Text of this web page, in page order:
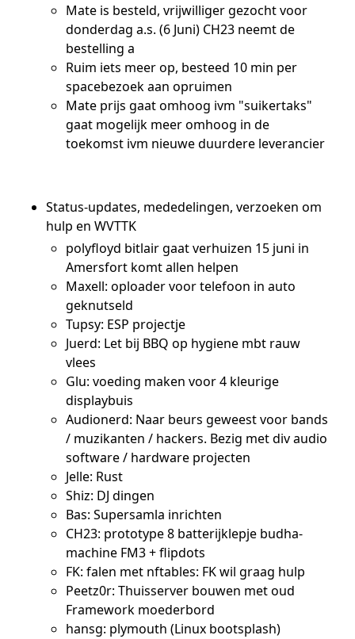
Mate is besteld, vrijwilliger gezocht voor
donderdag a.s. (6 Juni) CH23 neemt de
bestelling a
Ruim iets meer op, besteed 10 min per
spacebezoek aan opruimen
Mate prijs gaat omhoog ivm "suikertaks"
gaat mogelijk meer omhoog in de
toekomst ivm nieuwe duurdere leverancier
Status-updates, mededelingen, verzoeken om
hulp en WVTTK
polyfloyd bitlair gaat verhuizen 15 juni in
Amersfort komt allen helpen
Maxell: oploader voor telefoon in auto
geknutseld
Tupsy: ESP projectje
Juerd: Let bij BBQ op hygiene mbt rauw
vlees
Glu: voeding maken voor 4 kleurige
displaybuis
Audionerd: Naar beurs geweest voor bands
/ muzikanten / hackers. Bezig met div audio
software / hardware projecten
Jelle: Rust
Shiz: DJ dingen
Bas: Supersamla inrichten
CH23: prototype 8 batterijklepje budha-
machine FM3 + flipdots
FK: falen met nftables: FK wil graag hulp
Peetz0r: Thuisserver bouwen met oud
Framework moederbord
hansg: plymouth (Linux bootsplash)